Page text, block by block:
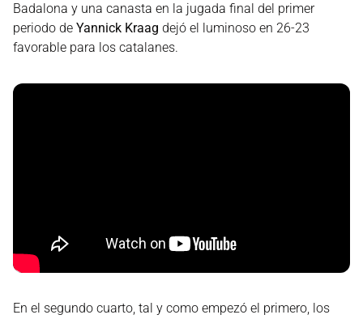
Badalona y una canasta en la jugada final del primer
periodo de Yannick Kraag dejó el luminoso en 26-23
favorable para los catalanes.
En el segundo cuarto, tal y como empezó el primero, los